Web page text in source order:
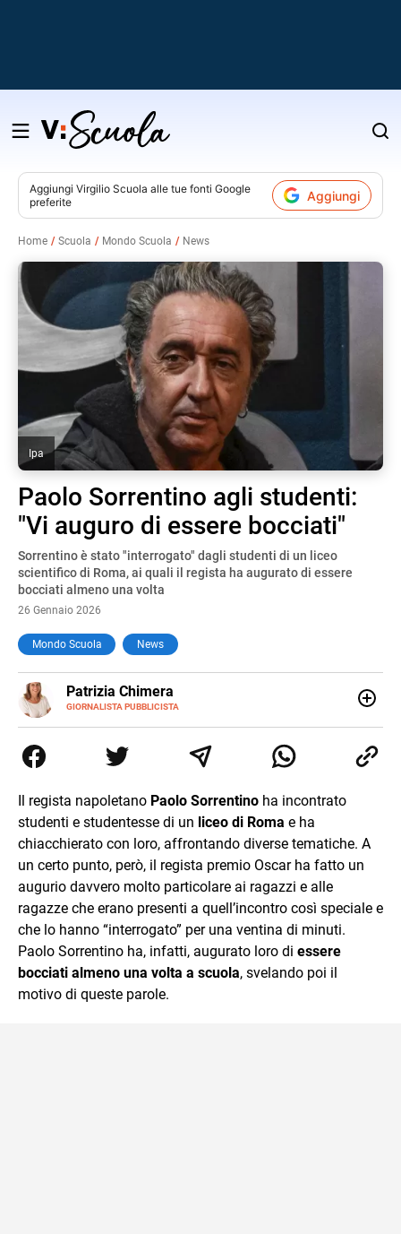
Salta
contenuto
Aggiungi Virgilio Scuola alle tue fonti Google
preferite
Aggiungi
Home Scuola Mondo Scuola News
Ipa
Paolo Sorrentino agli studenti:
"Vi auguro di essere bocciati"
Sorrentino è stato "interrogato" dagli studenti di un liceo
scientifico di Roma, ai quali il regista ha augurato di essere
bocciati almeno una volta
26 Gennaio 2026
Mondo Scuola News
Patrizia Chimera
GIORNALISTA PUBBLICISTA
E-
MAIL
LINKEDIN
collaborato con grandi gruppi editoriali e agenzie di
comunicazione specializzandosi nella scrittura di articoli
Il regista napoletano Paolo Sorrentino ha incontrato
studenti e studentesse di un liceo di Roma e ha
chiacchierato con loro, affrontando diverse tematiche. A
un certo punto, però, il regista premio Oscar ha fatto un
augurio davvero molto particolare ai ragazzi e alle
ragazze che erano presenti a quell’incontro così speciale e
che lo hanno “interrogato” per una ventina di minuti.
Paolo Sorrentino ha, infatti, augurato loro di essere
bocciati almeno una volta a scuola, svelando poi il
motivo di queste parole.